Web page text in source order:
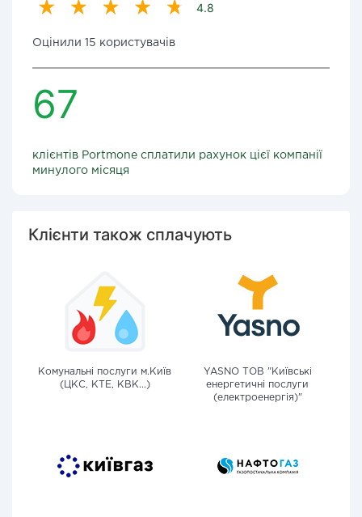
4.8
Оцінили 15 користувачів
67
клієнтів Portmone сплатили рахунок цієї компанії
минулого місяця
Клієнти також сплачують
Комунальні послуги м.Київ
(ЦКС, КТЕ, КВК...)
YASNO ТОВ "Київські
енергетичні послуги
(електроенергія)"